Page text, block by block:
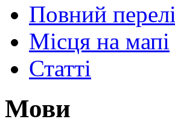
Повний
Місця на мапі
Статті
Мови